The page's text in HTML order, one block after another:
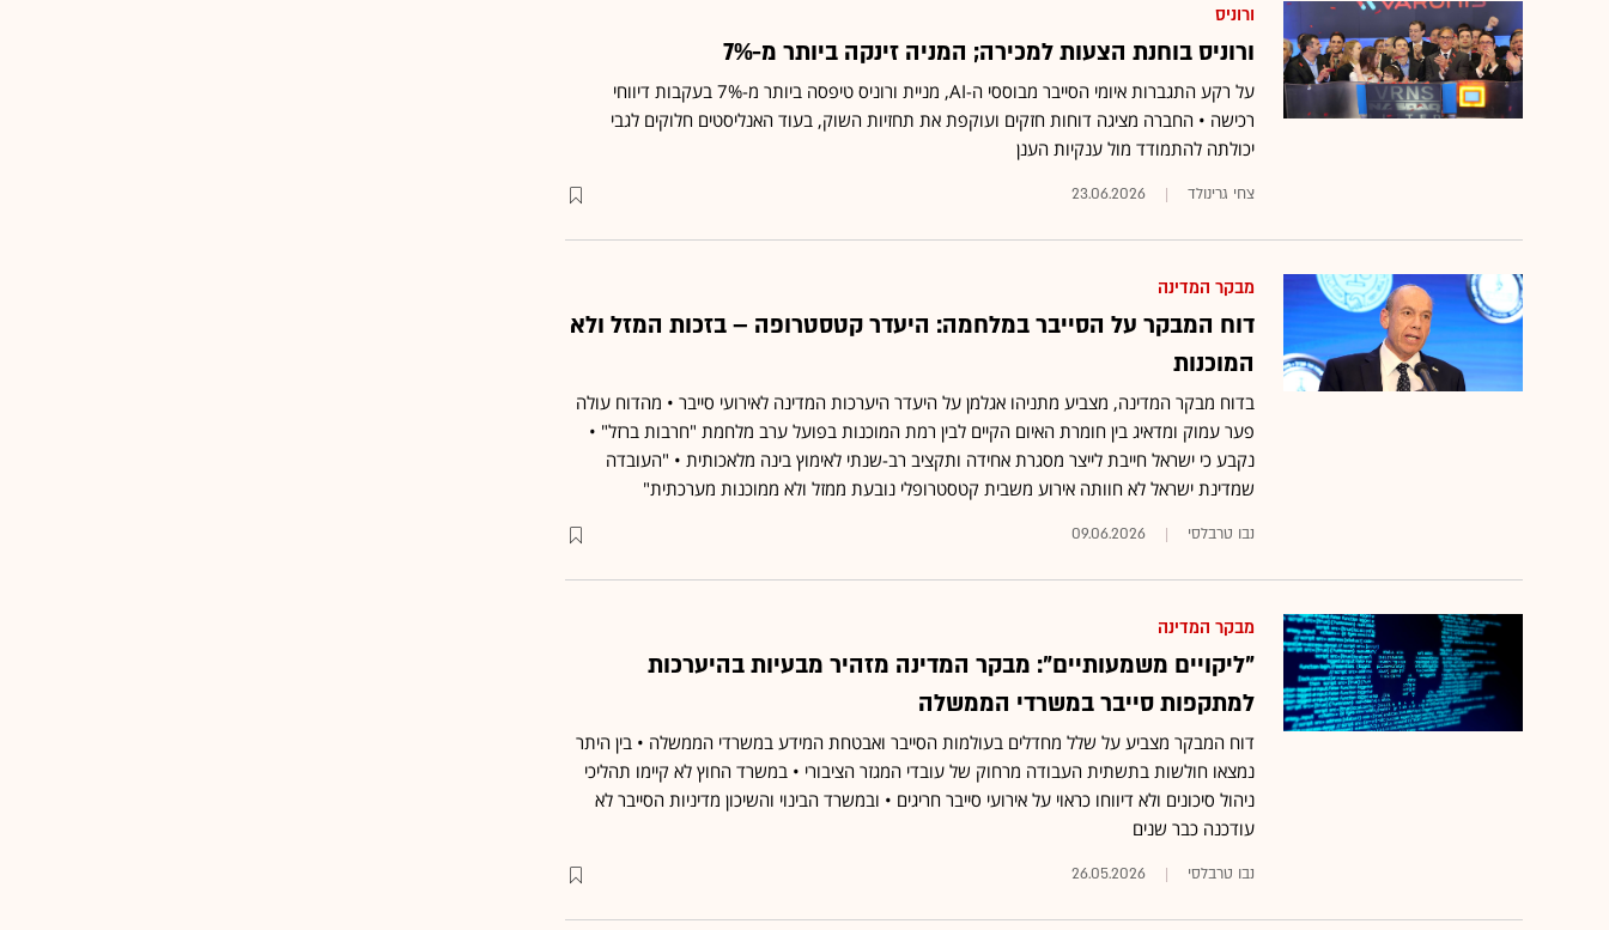
ורוניס
ורוניס בוחנת הצעות למכירה; המניה זינקה ביותר מ-7%
על רקע התגברות איומי הסייבר מבוססי ה-AI, מניית ורוניס טיפסה ביותר מ-7% בעקבות דיווחי
רכישה • החברה מציגה דוחות חזקים ועוקפת את תחזיות השוק, בעוד האנליסטים חלוקים לגבי
יכולתה להתמודד מול ענקיות הענן
צחי גרינולד 23.06.2026
מבקר המדינה
דוח המבקר על הסייבר במלחמה: היעדר קטסטרופה – בזכות המזל ולא
המוכנות
בדוח מבקר המדינה, מצביע מתניהו אגלמן על היעדר היערכות המדינה לאירועי סייבר • מהדוח עולה
פער עמוק ומדאיג בין חומרת האיום הקיים לבין רמת המוכנות בפועל ערב מלחמת "חרבות ברזל" •
נקבע כי ישראל חייבת לייצר מסגרת אחידה ותקציב רב-שנתי לאימוץ בינה מלאכותית • "העובדה
שמדינת ישראל לא חוותה אירוע משבית קטסטרופלי נובעת ממזל ולא ממוכנות מערכתית"
נבו טרבלסי 09.06.2026
מבקר המדינה
"ליקויים משמעותיים": מבקר המדינה מזהיר מבעיות בהיערכות
למתקפות סייבר במשרדי הממשלה
דוח המבקר מצביע על שלל מחדלים בעולמות הסייבר ואבטחת המידע במשרדי הממשלה • בין היתר
נמצאו חולשות בתשתית העבודה מרחוק של עובדי המגזר הציבורי • במשרד החוץ לא קיימו תהליכי
ניהול סיכונים ולא דיווחו כראוי על אירועי סייבר חריגים • ובמשרד הבינוי והשיכון מדיניות הסייבר לא
עודכנה כבר שנים
נבו טרבלסי 26.05.2026